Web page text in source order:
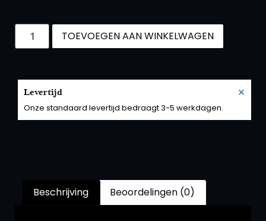
TOEVOEGEN AAN WINKELWAGEN
Levertijd
Onze standaard levertijd bedraagt 3-5 werkdagen.
×
Beschrijving Beoordelingen (0)